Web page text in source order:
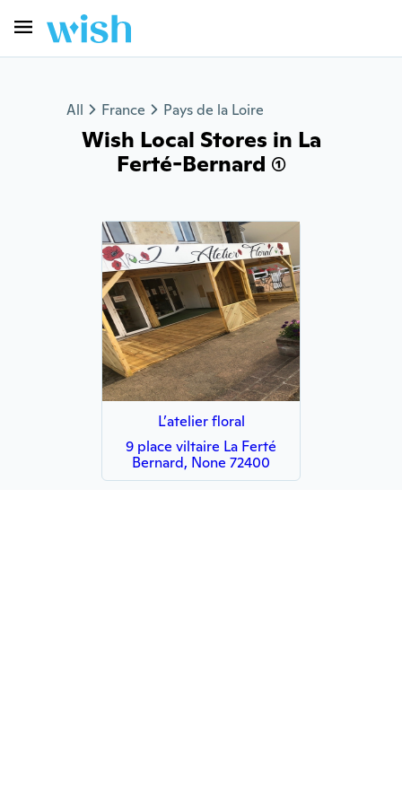
All France Pays de la Loire
Wish Local Stores in La
Ferté-Bernard (1)
L’atelier floral
9 place viltaire La Ferté
Bernard, None 72400